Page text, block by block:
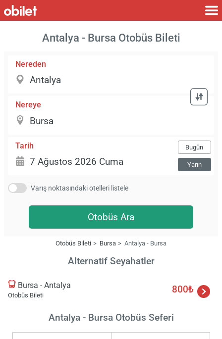
Antalya - Bursa Otobüs Bileti
Nereden
Nereye
Tarih Bugün
Yarın
Varış noktasındaki otelleri listele
Otobüs Ara
Otobüs Bileti Bursa Antalya - Bursa
Alternatif Seyahatler
Bursa - Antalya
Otobüs Bileti
800₺
Antalya - Bursa Otobüs Seferi